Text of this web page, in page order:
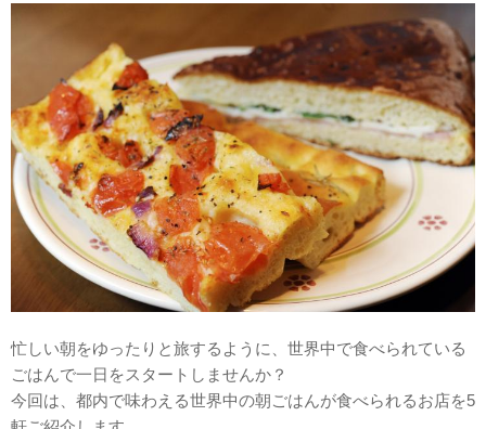
忙しい朝をゆったりと旅するように、世界中で食べられている
ごはんで一日をスタートしませんか？
今回は、都内で味わえる世界中の朝ごはんが食べられるお店を5